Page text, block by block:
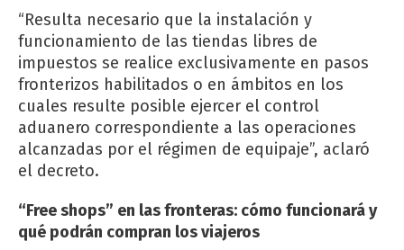
“Resulta necesario que la instalación y
funcionamiento de las tiendas libres de
impuestos se realice exclusivamente en pasos
fronterizos habilitados o en ámbitos en los
cuales resulte posible ejercer el control
aduanero correspondiente a las operaciones
alcanzadas por el régimen de equipaje”, aclaró
el decreto.
“Free shops” en las fronteras: cómo funcionará y
qué podrán compran los viajeros